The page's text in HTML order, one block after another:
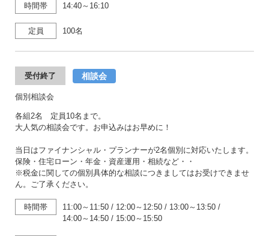
時間帯 14:40～16:10
定員 100名
受付終了 相談会
個別相談会
各組2名 定員10名まで。
大人気の相談会です。お申込みはお早めに！
当日はファイナンシャル・プランナーが2名個別に対応いたします。
保険・住宅ローン・年金・資産運用・相続など・・
※税金に関しての個別具体的な相談につきましてはお受けできませ
ん。ご了承ください。
時間帯 11:00～11:50 / 12:00～12:50 / 13:00～13:50 /
14:00～14:50 / 15:00～15:50